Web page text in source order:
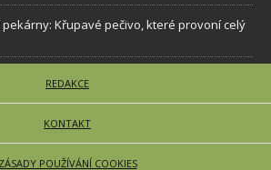
Křupavé pečivo, které provoní celý
REDAKCE
KONTAKT
ZÁSADY POUŽÍVÁNÍ COOKIES